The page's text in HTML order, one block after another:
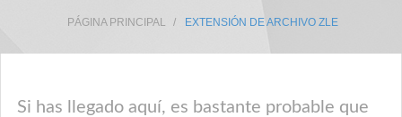
PÁGINA PRINCIPAL EXTENSIÓN DE ARCHIVO ZLE
Si has llegado aquí, es bastante probable que